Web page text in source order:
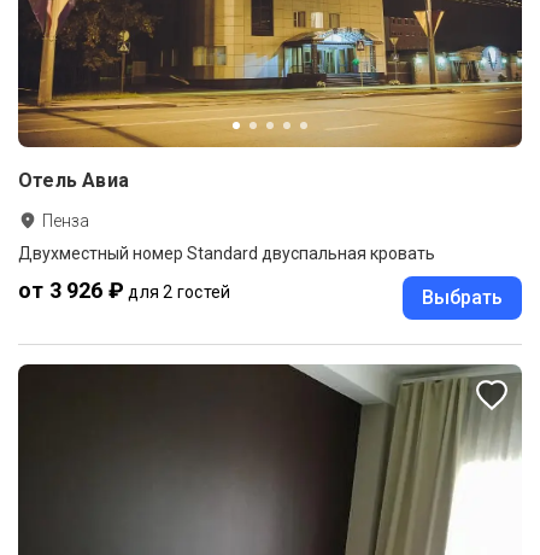
Отель Авиа
Пенза
Двухместный номер Standard двуспальная кровать
от 3 926 ₽ для 2 гостей Выбрать